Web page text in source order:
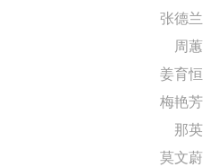
张德兰
周蕙
姜育恒
梅艳芳
那英
莫文蔚